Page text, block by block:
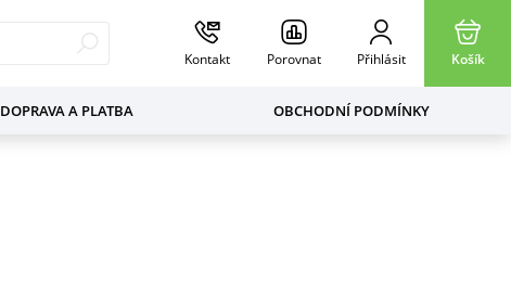
Kontakt Porovnat Přihlásit Košík
DOPRAVA A PLATBA OBCHODNÍ PODMÍNKY